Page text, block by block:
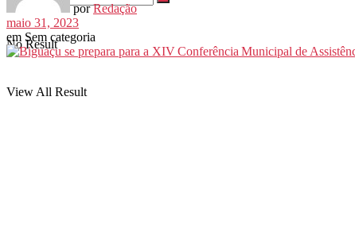
No Result
View All Result
por Redação
maio 31, 2023
em Sem categoria